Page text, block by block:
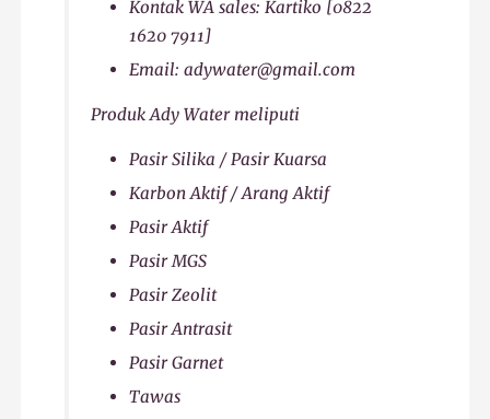
Kontak WA sales: Kartiko [0822
1620 7911]
Email: adywater@gmail.com
Produk Ady Water meliputi
Pasir Silika / Pasir Kuarsa
Karbon Aktif / Arang Aktif
Pasir Aktif
Pasir MGS
Pasir Zeolit
Pasir Antrasit
Pasir Garnet
Tawas